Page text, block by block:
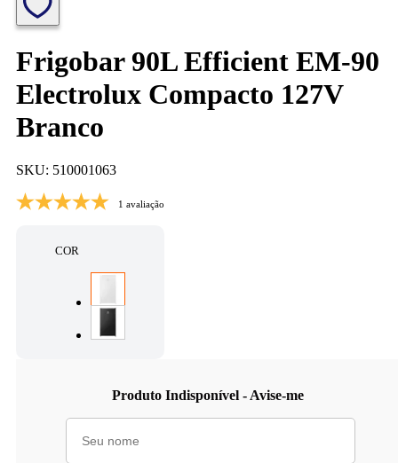
Frigobar 90L Efficient EM-90
Electrolux Compacto 127V
Branco
SKU: 510001063
1 avaliação
Produto Indisponível - Avise-me
COR